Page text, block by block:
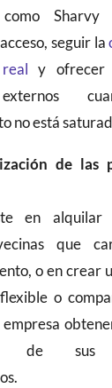
como Sharvy
seguir la
y ofrecer
no está
de las
en alquilar
que
o en crear
o
de sus